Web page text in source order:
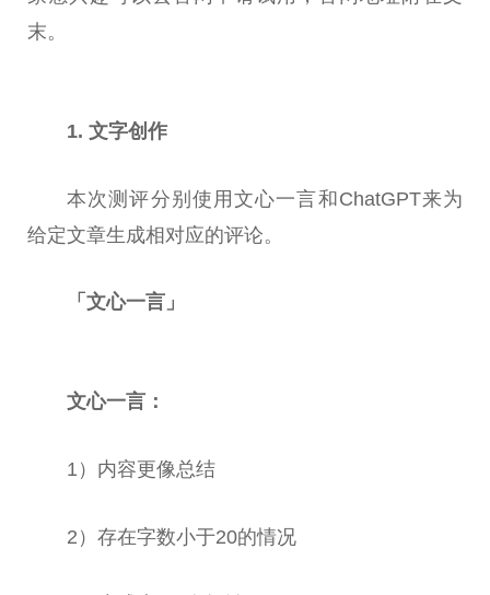
末。
1. 文字创作
本次测评分别使用文心一言和ChatGPT来为
给定文章生成相对应的评论。
「文心一言」
文心一言：
1）内容更像总结
2）存在字数小于20的情况